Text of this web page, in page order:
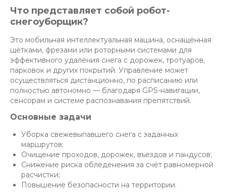
Что представляет собой робот-
снегоуборщик?
Это мобильная интеллектуальная машина, оснащённая
щётками, фрезами или роторными системами для
эффективного удаления снега с дорожек, тротуаров,
парковок и других покрытий. Управление может
осуществляться дистанционно, по расписанию или
полностью автономно — благодаря GPS-навигации,
сенсорам и системе распознавания препятствий.
Основные задачи
Уборка свежевыпавшего снега с заданных
маршрутов;
Очищение проходов, дорожек, въездов и пандусов;
Снижение риска обледенения за счёт равномерной
расчистки;
Повышение безопасности на территории.